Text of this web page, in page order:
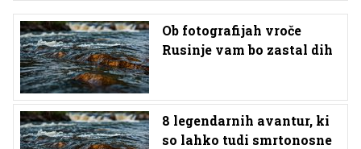
Ob fotografijah vroče
Rusinje vam bo zastal dih
8 legendarnih avantur, ki
so lahko tudi smrtonosne